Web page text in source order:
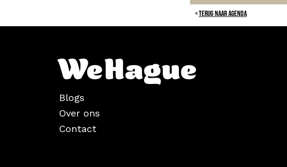
TERUG NAAR AGENDA
Blogs
Over ons
Contact